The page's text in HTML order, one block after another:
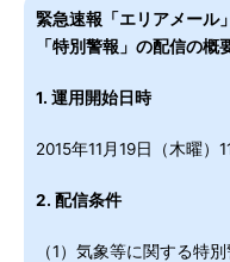
緊急速報「エリアメール
「特別警報」の配信の概
1. 運用開始日時
2015年11月19日（木曜）
2. 配信条件
（1）気象等に関する特